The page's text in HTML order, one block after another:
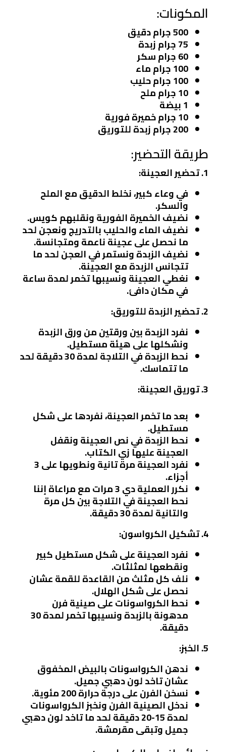
المكونات:
500 جرام دقيق
75 جرام زبدة
60 جرام سكر
100 جرام ماء
100 جرام حليب
10 جرام ملح
1 بيضة
10 جرام خميرة فورية
200 جرام زبدة للتوريق
طريقة التحضير:
1. تحضير العجينة:
في وعاء كبير، نخلط الدقيق مع الملح
والسكر.
نضيف الخميرة الفورية ونقلبهم كويس.
نضيف الماء والحليب بالتدريج ونعجن لحد
ما نحصل على عجينة ناعمة ومتجانسة.
نضيف الزبدة ونستمر في العجن لحد ما
تتجانس الزبدة مع العجينة.
نغطي العجينة ونسيبها تخمر لمدة ساعة
في مكان دافئ.
2. تحضير الزبدة للتوريق:
نفرد الزبدة بين ورقتين من ورق الزبدة
ونشكلها على هيئة مستطيل.
نحط الزبدة في التلاجة لمدة 30 دقيقة لحد
ما تتماسك.
3. توريق العجينة:
بعد ما تخمر العجينة، نفردها على شكل
مستطيل.
نحط الزبدة في نص العجينة ونقفل
العجينة عليها زي الكتاب.
نفرد العجينة مرة تانية ونطويها على 3
أجزاء.
نكرر العملية دي 3 مرات مع مراعاة إننا
نحط العجينة في التلاجة بين كل مرة
والتانية لمدة 30 دقيقة.
4. تشكيل الكرواسون:
نفرد العجينة على شكل مستطيل كبير
ونقطعها لمثلثات.
نلف كل مثلث من القاعدة للقمة عشان
نحصل على شكل الهلال.
نحط الكرواسونات على صينية فرن
مدهونة بالزبدة ونسيبها تخمر لمدة 30
دقيقة.
5. الخبز:
ندهن الكرواسونات بالبيض المخفوق
عشان تاخد لون دهبي جميل.
نسخن الفرن على درجة حرارة 200 مئوية.
ندخل الصينية الفرن ونخبز الكرواسونات
لمدة 15-20 دقيقة لحد ما تاخد لون دهبي
جميل وتبقى مقرمشة.